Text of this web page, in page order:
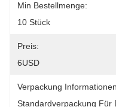
Min Bestellmenge:
10 Stück
Preis:
6USD
Verpackung
Standardverpackung Für